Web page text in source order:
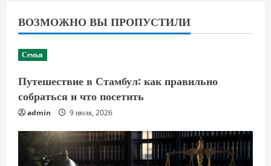
ВОЗМОЖНО ВЫ ПРОПУСТИЛИ
Семья
Путешествие в Стамбул: как правильно
собраться и что посетить
admin 9 июля, 2026